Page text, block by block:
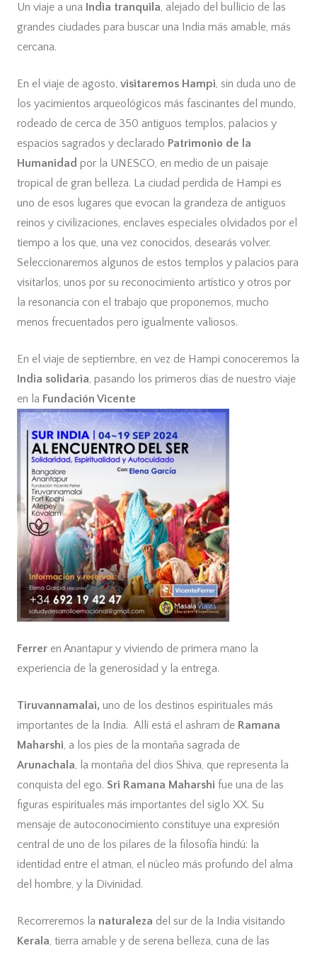
Un viaje a una India tranquila, alejado del bullicio de las
grandes ciudades para buscar una India más amable, más
cercana.
En el viaje de agosto, visitaremos Hampi, sin duda uno de
los yacimientos arqueológicos más fascinantes del mundo,
rodeado de cerca de 350 antiguos templos, palacios y
espacios sagrados y declarado Patrimonio de la
Humanidad por la UNESCO, en medio de un paisaje
tropical de gran belleza. La ciudad perdida de Hampi es
uno de esos lugares que evocan la grandeza de antiguos
reinos y civilizaciones, enclaves especiales olvidados por el
tiempo a los que, una vez conocidos, desearás volver.
Seleccionaremos algunos de estos templos y palacios para
visitarlos, unos por su reconocimiento artístico y otros por
la resonancia con el trabajo que proponemos, mucho
menos frecuentados pero igualmente valiosos.
En el viaje de septiembre, en vez de Hampi conoceremos la
India solidaria, pasando los primeros días de nuestro viaje
en la Fundación Vicente
Ferrer en Anantapur y viviendo de primera mano la
experiencia de la generosidad y la entrega.
Tiruvannamalai, uno de los destinos espirituales más
importantes de la India. Allí está el ashram de Ramana
Maharshi, a los pies de la montaña sagrada de
Arunachala, la montaña del dios Shiva, que representa la
conquista del ego. Sri Ramana Maharshi fue una de las
figuras espirituales más importantes del siglo XX. Su
mensaje de autoconocimiento constituye una expresión
central de uno de los pilares de la filosofía hindú: la
identidad entre el atman, el núcleo más profundo del alma
del hombre, y la Divinidad.
Recorreremos la naturaleza del sur de la India visitando
Kerala, tierra amable y de serena belleza, cuna de las